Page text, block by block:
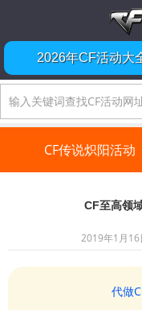
2026年CF活动大
CF传说炽阳活动
CF至高领
2019年1月16
代做